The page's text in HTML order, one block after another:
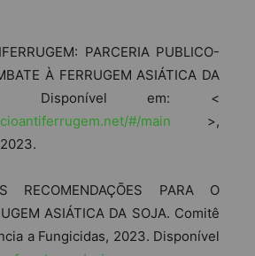
PARCERIA PUBLICO-
À FERRUGEM ASIÁTICA DA
Disponível em: <
#/main >,
RECOMENDAÇÕES PARA O
ASIÁTICA DA SOJA. Comitê
a Fungicidas, 2023. Disponível